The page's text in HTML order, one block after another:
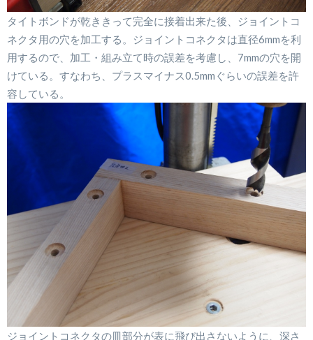
タイトボンドが乾ききって完全に接着出来た後、ジョイントコ
ネクタ用の穴を加工する。ジョイントコネクタは直径6mmを利
用するので、加工・組み立て時の誤差を考慮し、7mmの穴を開
けている。すなわち、プラスマイナス0.5mmぐらいの誤差を許
容している。
ジョイントコネクタの皿部分が表に飛び出さないように、深さ